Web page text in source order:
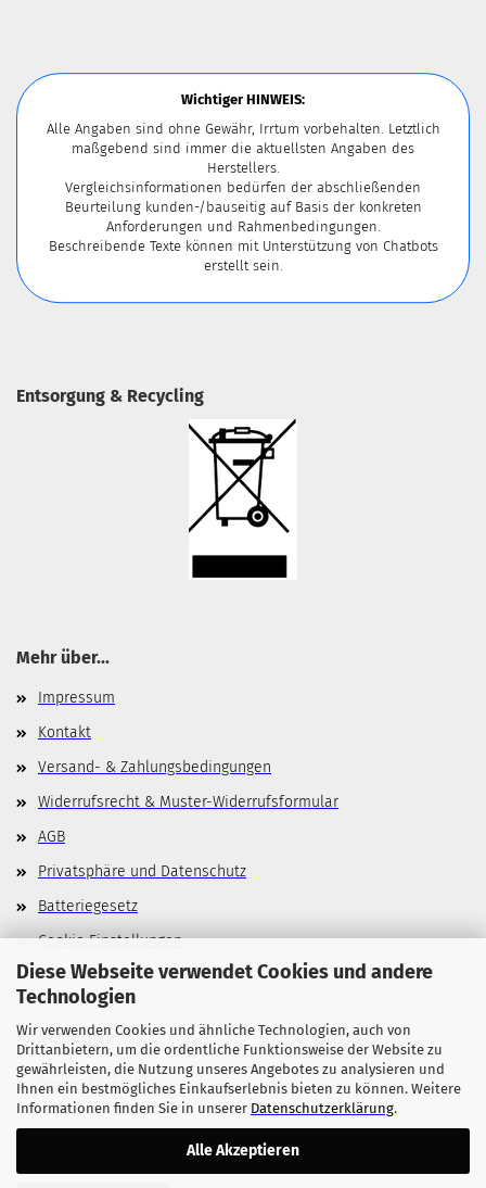
Diese Webseite verwendet Cookies und andere
Technologien
Wir verwenden Cookies und ähnliche Technologien, auch von
Drittanbietern, um die ordentliche Funktionsweise der Website zu
gewährleisten, die Nutzung unseres Angebotes zu analysieren und
Ihnen ein bestmögliches Einkaufserlebnis bieten zu können. Weitere
Informationen finden Sie in unserer Datenschutzerklärung.
Alle Akzeptieren
Wichtiger HINWEIS:
Alle Angaben sind ohne Gewähr, Irrtum vorbehalten. Letztlich
maßgebend sind immer die aktuellsten Angaben des
Herstellers.
Vergleichsinformationen bedürfen der abschließenden
Beurteilung kunden-/bauseitig auf Basis der konkreten
Anforderungen und Rahmenbedingungen.
Beschreibende Texte können mit Unterstützung von Chatbots
erstellt sein.
Entsorgung & Recycling
Mehr über...
Impressum
Kontakt
Versand- & Zahlungsbedingungen
Widerrufsrecht & Muster-Widerrufsformular
AGB
Privatsphäre und Datenschutz
Batteriegesetz
Cookie Einstellungen
Allgemeines
Stellenangebote